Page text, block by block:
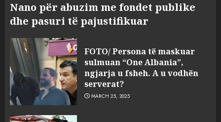
Nano për abuzim me fondet publike
dhe pasuri të pajustifikuar
FOTO/ Persona të maskuar
sulmuan “One Albania”,
ngjarja u fsheh. A u vodhën
serverat?
MARCH 25, 2025